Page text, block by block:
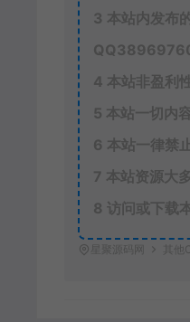
3 本站内发布
QQ
4 本站非盈利
5 本站一切内
6 本站一律禁
7 本站资源大
8 访问或下载
星聚源码网 其